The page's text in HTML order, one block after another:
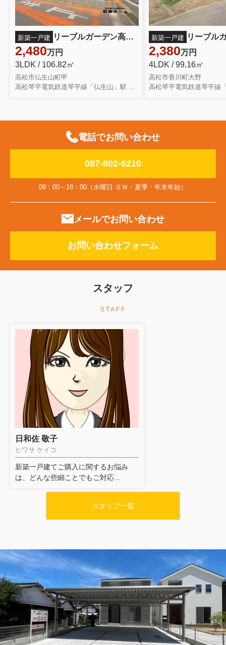
新築一戸建 リーブルガーデン高松市仏生山町第七◇2026年度補助金対象の長期優良住宅です！ ３号棟
2,480万円
3LDK / 106.82㎡
高松市仏生山町甲
新築一戸建
2,380万円
4LDK / 99.16㎡
高松市香川町大野
電話でお問い合わせ
087-802-6210
09：00～18：00（水曜日 ＧＷ・夏季・年末年始）
メールでお問い合わせ
お問い合わせフォーム
スタッフ
STAFF
日和佐 敬子
ヒワサ ケイコ
新築一戸建てご購入に関するお悩み
は、どんな些細ことでもご対応...
スタッフ一覧